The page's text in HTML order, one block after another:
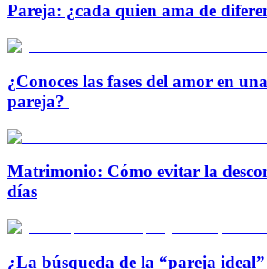
Pareja: ¿cada quien ama de
¿Conoces las fases del amor en
pareja?
Matrimonio: Cómo evitar la
días
¿La búsqueda de la “pareja